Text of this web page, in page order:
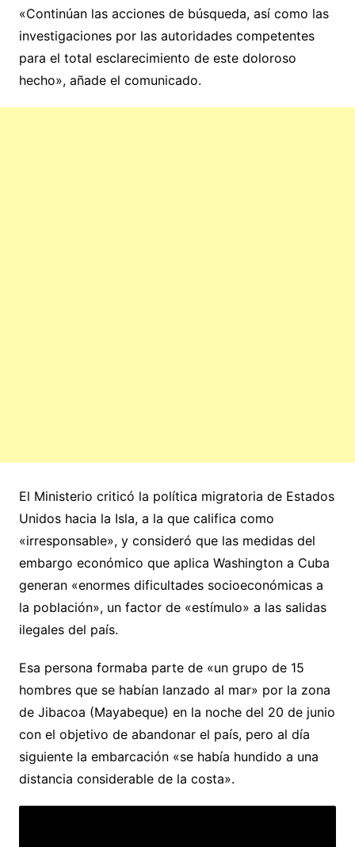
«Continúan las acciones de búsqueda, así como las
investigaciones por las autoridades competentes
para el total esclarecimiento de este doloroso
hecho», añade el comunicado.
El Ministerio criticó la política migratoria de Estados
Unidos hacia la Isla, a la que califica como
«irresponsable», y consideró que las medidas del
embargo económico que aplica Washington a Cuba
generan «enormes dificultades socioeconómicas a
la población», un factor de «estímulo» a las salidas
ilegales del país.
Esa persona formaba parte de «un grupo de 15
hombres que se habían lanzado al mar» por la zona
de Jibacoa (Mayabeque) en la noche del 20 de junio
con el objetivo de abandonar el país, pero al día
siguiente la embarcación «se había hundido a una
distancia considerable de la costa».